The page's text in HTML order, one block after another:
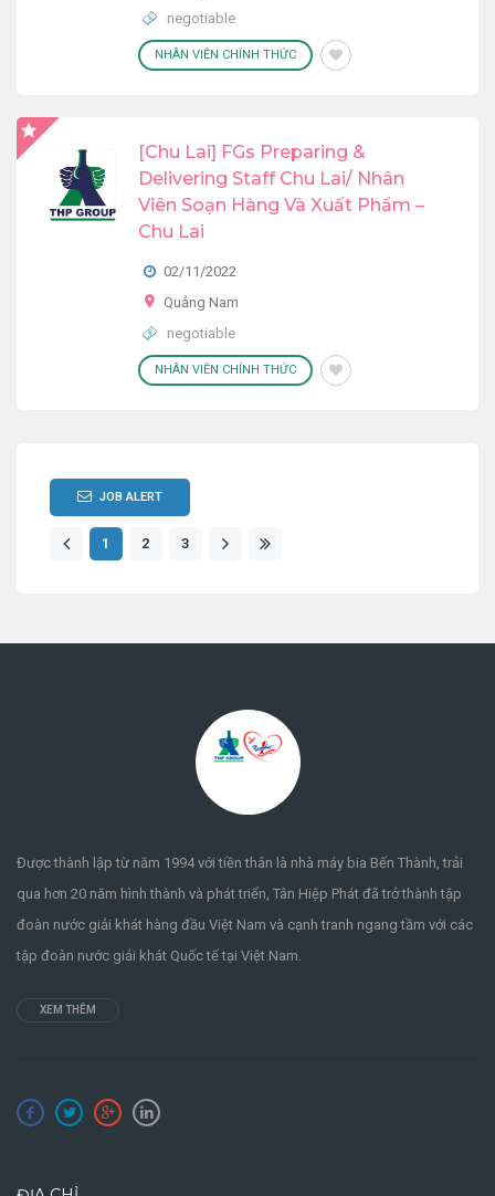
negotiable
NHÂN VIÊN CHÍNH THỨC
[Chu Lai] FGs Preparing &
Delivering Staff Chu Lai/ Nhân
Viên Soạn Hàng Và Xuất Phẩm –
Chu Lai
02/11/2022
Quảng Nam
negotiable
NHÂN VIÊN CHÍNH THỨC
JOB ALERT
1 2 3
Được thành lập từ năm 1994 với tiền thân là nhà máy bia Bến Thành, trải
qua hơn 20 năm hình thành và phát triển, Tân Hiệp Phát đã trở thành tập
đoàn nước giải khát hàng đầu Việt Nam và cạnh tranh ngang tầm với các
tập đoàn nước giải khát Quốc tế tại Việt Nam.
XEM THÊM